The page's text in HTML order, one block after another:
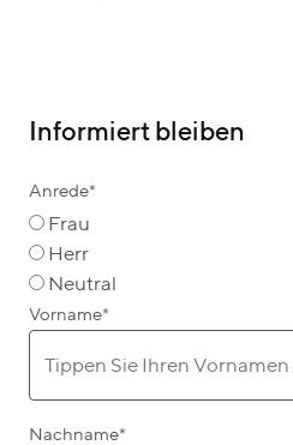
Informiert bleiben
Anrede*
Frau
Herr
Neutral
Vorname*
Nachname*